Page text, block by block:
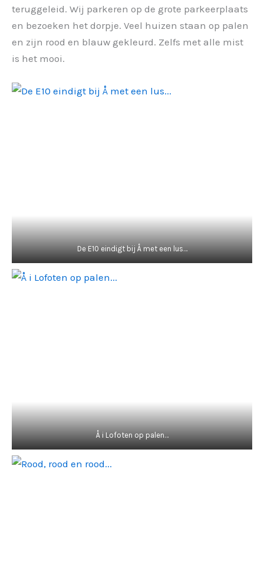
teruggeleid. Wij parkeren op de grote parkeerplaats
en bezoeken het dorpje. Veel huizen staan op palen
en zijn rood en blauw gekleurd. Zelfs met alle mist
is het mooi.
De E10 eindigt bij Å met een lus…
Å i Lofoten op palen…